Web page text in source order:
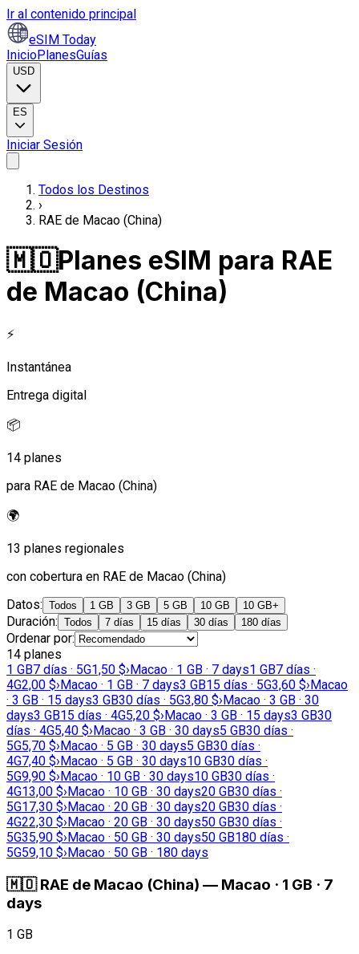
Ir al contenido principal
eSIM Today
InicioPlanesGuías
USD
ES
Iniciar Sesión
Todos los Destinos
›
RAE de Macao (China)
🇲🇴Planes eSIM para RAE
de Macao (China)
⚡
Instantánea
Entrega digital
📦
14 planes
para RAE de Macao (China)
🌍
13 planes regionales
con cobertura en RAE de Macao (China)
Datos: Todos 1 GB 3 GB 5 GB 10 GB 10 GB+
Duración: Todos 7 días 15 días 30 días 180 días
Ordenar por:
14 planes
1 GB7 días · 5G1,50 $›Macao · 1 GB · 7 days1 GB7 días ·
4G2,00 $›Macao · 1 GB · 7 days3 GB15 días · 5G3,60 $›Macao
· 3 GB · 15 days3 GB30 días · 5G3,80 $›Macao · 3 GB · 30
days3 GB15 días · 4G5,20 $›Macao · 3 GB · 15 days3 GB30
días · 4G5,40 $›Macao · 3 GB · 30 days5 GB30 días ·
5G5,70 $›Macao · 5 GB · 30 days5 GB30 días ·
4G7,40 $›Macao · 5 GB · 30 days10 GB30 días ·
5G9,90 $›Macao · 10 GB · 30 days10 GB30 días ·
4G13,00 $›Macao · 10 GB · 30 days20 GB30 días ·
5G17,30 $›Macao · 20 GB · 30 days20 GB30 días ·
4G22,30 $›Macao · 20 GB · 30 days50 GB30 días ·
5G35,90 $›Macao · 50 GB · 30 days50 GB180 días ·
5G59,10 $›Macao · 50 GB · 180 days
🇲🇴 RAE de Macao (China) — Macao · 1 GB · 7
days
1 GB